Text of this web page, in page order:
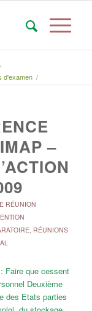
d'examen /
–
RÉUNION
, RÉUNIONS
Faire que cessent
Deuxième
des Etats parties